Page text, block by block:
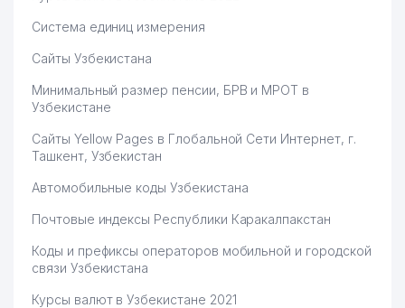
Система единиц измерения
Сайты Узбекистана
Минимальный размер пенсии, БРВ и МРОТ в
Узбекистане
Сайты Yellow Pages в Глобальной Сети Интернет, г.
Ташкент, Узбекистан
Автомобильные коды Узбекистана
Почтовые индексы Республики Каракалпакстан
Коды и префиксы операторов мобильной и городской
связи Узбекистана
Курсы валют в Узбекистане 2021